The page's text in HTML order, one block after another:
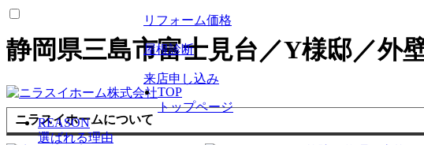
静岡県三島市富士見台／Y様邸／外
TOP
トップページ
REASON
選ばれる理由
ニラスイホームについて
リフォーム価格
屋根診断
来店申し込み